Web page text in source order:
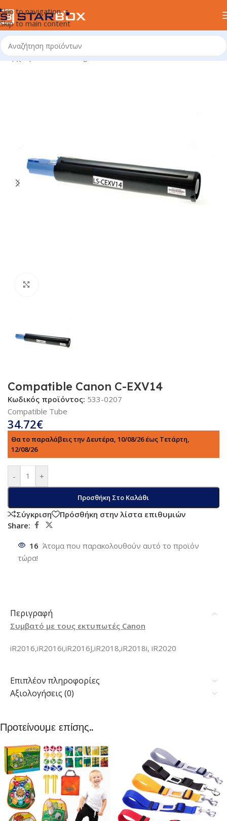
Skip to navigation
Skip to main content
Αρχική σελίδα/uncategorized
Compatible Canon C-EXV14
Κωδικός προϊόντος: 533-0207
Compatible Tube
34.72€
Θα το παραλάβεις την Δευτέρα, 10/08/26 έως Τετάρτη,
12/08/26
- +
Προσθήκη Στο Καλάθι
Σύγκριση
Πρόσθήκη στην λίστα επιθυμιών
Share:
16 Άτομα που παρακολουθούν αυτό το προϊόν
τώρα!
Περιγραφή
Συμβατό με τους εκτυπωτές Canon
iR2016,iR2016i,iR2016J,iR2018,iR2018i, iR2020
Επιπλέον πληροφορίες
Αξιολογήσεις (0)
Προτείνουμε επίσης..